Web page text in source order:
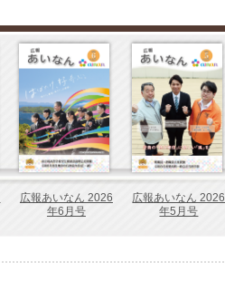
広報あいなん 2026
年6月号
広報あいなん 2026
年5月号